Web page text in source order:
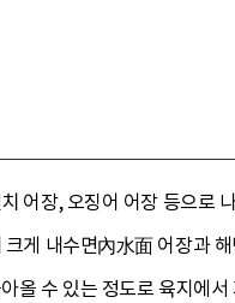
어장, 오징어 어장 등으로
게 내수면內水面 어장과
올 수 있는 정도로 육지에